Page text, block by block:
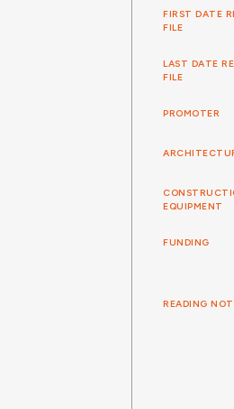
FIRST DATE
FILE
LAST DATE
FILE
PROMOTER
EQUIPMENT
FUNDING
READING